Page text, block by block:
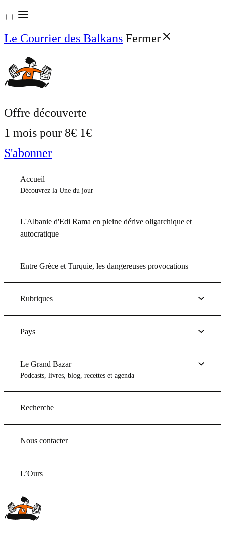
Aller
au
contenu
Le Courrier des Balkans Fermer
Offre découverte
1 mois pour 8€ 1€
S'abonner
Accueil
Découvrez la Une du jour
L'Albanie d'Edi Rama en pleine dérive oligarchique et
autocratique
Entre Grèce et Turquie, les dangereuses provocations
Rubriques
Pays
Le Grand Bazar
Podcasts, livres, blog, recettes et agenda
Recherche
Nous contacter
L’Ours